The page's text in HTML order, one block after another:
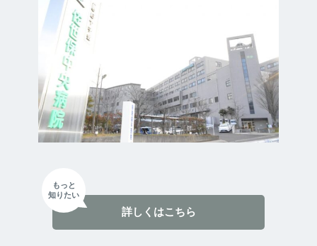
もっと
知りたい
詳しくはこちら